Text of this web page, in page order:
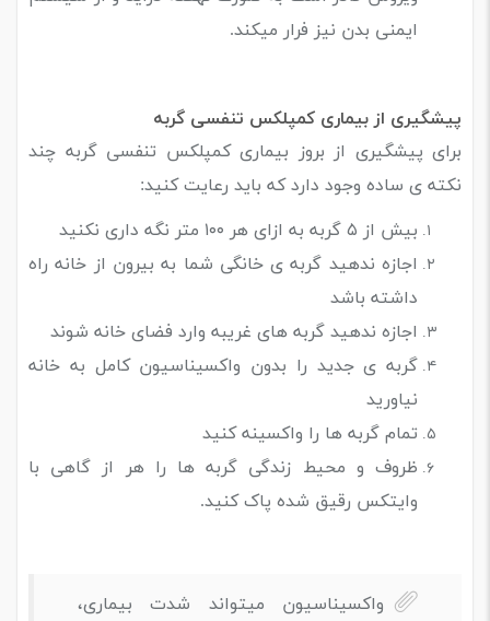
ایمنی بدن نیز فرار میکند.
پیشگیری از بیماری کمپلکس تنفسی گربه
برای پیشگیری از بروز بیماری کمپلکس تنفسی گربه چند
نکته ی ساده وجود دارد که باید رعایت کنید:
بیش از ۵ گربه به ازای هر ۱۰۰ متر نگه داری نکنید
اجازه ندهید گربه ی خانگی شما به بیرون از خانه راه
داشته باشد
اجازه ندهید گربه های غریبه وارد فضای خانه شوند
گربه ی جدید را بدون واکسیناسیون کامل به خانه
نیاورید
تمام گربه ها را واکسینه کنید
ظروف و محیط زندگی گربه ها را هر از گاهی با
وایتکس رقیق شده پاک کنید.
واکسیناسیون میتواند شدت بیماری،